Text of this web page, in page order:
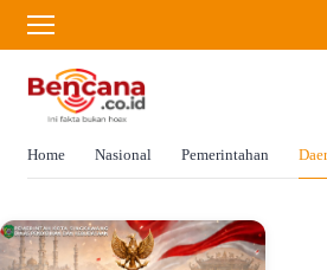
Home Nasional Pemerintahan